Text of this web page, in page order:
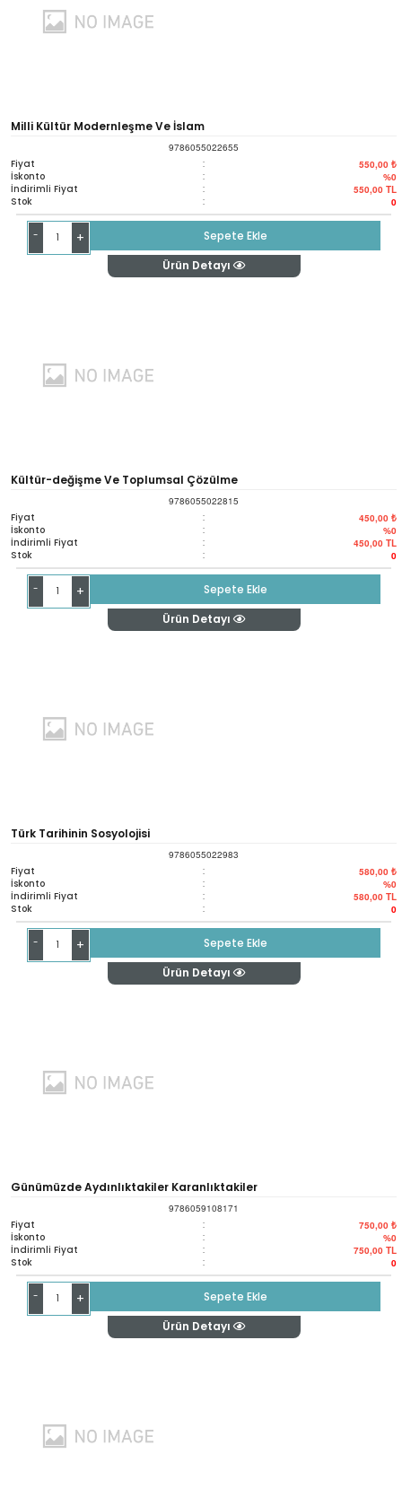
Milli Kültür Modernleşme Ve İslam
9786055022655
Fiyat : 550,00 ₺
İskonto : %0
İndirimli Fiyat : 550,00 TL
Stok : 0
- +
Sepete Ekle
Ürün Detayı
Kültür-değişme Ve Toplumsal Çözülme
9786055022815
Fiyat : 450,00 ₺
İskonto : %0
İndirimli Fiyat : 450,00 TL
Stok : 0
- +
Sepete Ekle
Ürün Detayı
Türk Tarihinin Sosyolojisi
9786055022983
Fiyat : 580,00 ₺
İskonto : %0
İndirimli Fiyat : 580,00 TL
Stok : 0
- +
Sepete Ekle
Ürün Detayı
Günümüzde Aydınlıktakiler Karanlıktakiler
9786059108171
Fiyat : 750,00 ₺
İskonto : %0
İndirimli Fiyat : 750,00 TL
Stok : 0
- +
Sepete Ekle
Ürün Detayı